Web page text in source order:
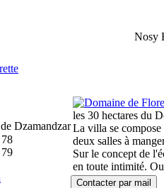
Dzamandzar
les 30 hectares du
La villa se compose
deux salles à
Sur le concept de
en toute intimité.